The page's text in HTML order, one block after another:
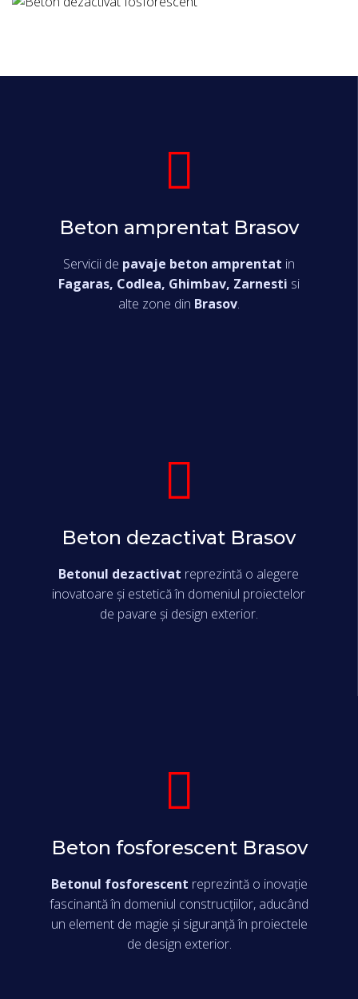
Beton amprentat Brasov
Servicii de pavaje beton amprentat in
Fagaras, Codlea, Ghimbav, Zarnesti si
alte zone din Brasov.
Beton dezactivat Brasov
Betonul dezactivat reprezintă o alegere
inovatoare și estetică în domeniul proiectelor
de pavare și design exterior.
Beton fosforescent Brasov
Betonul fosforescent reprezintă o inovație
fascinantă în domeniul construcțiilor, aducând
un element de magie și siguranță în proiectele
de design exterior.